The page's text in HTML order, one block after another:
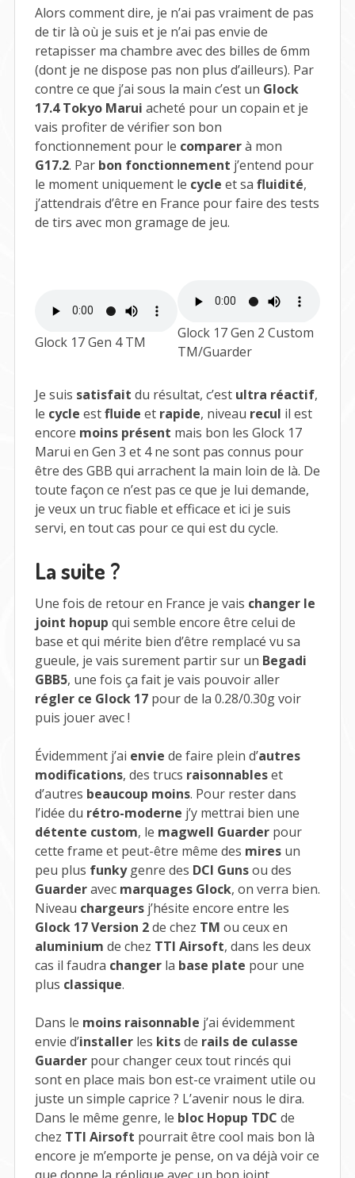
Alors comment dire, je n’ai pas vraiment de pas
de tir là où je suis et je n’ai pas envie de
retapisser ma chambre avec des billes de 6mm
(dont je ne dispose pas non plus d’ailleurs). Par
contre ce que j’ai sous la main c’est un Glock
17.4 Tokyo Marui acheté pour un copain et je
vais profiter de vérifier son bon
fonctionnement pour le comparerà mon
G17.2. Par bon fonctionnement j’entend pour
le moment uniquement le cycle et sa fluidité,
j’attendrais d’être en France pour faire des tests
de tirs avec mon gramage de jeu.
Glock 17 Gen 4 TM
Glock 17 Gen 2 Custom
TM/Guarder
Je suis satisfait du résultat, c’est ultra réactif,
le cycle estfluide et rapide, niveau recul il est
encore moins présent mais bon les Glock 17
Marui en Gen 3 et 4 ne sont pas connus pour
être des GBB qui arrachent la main loin de là. De
toute façon ce n’est pas ce que je lui demande,
je veux un truc fiable et efficace et ici je suis
servi, en tout cas pour ce qui est du cycle.
La suite ?
Une fois de retour en France je vais changer le
joint hopup qui semble encore être celui de
base et qui mérite bien d’être remplacé vu sa
gueule, je vais surement partir sur un Begadi
GBB5, une fois ça fait je vais pouvoir aller
régler ce Glock 17pour de la 0.28/0.30g voir
puis jouer avec !
Évidemment j’ai envie de faire plein d’autres
modifications, des trucs raisonnableset
d’autres beaucoup moins. Pour rester dans
l’idée du rétro-moderne j’y mettrai bien une
détente custom, le magwell Guarderpour
cette frame et peut-être même des miresun
peu plus funkygenre des DCI Gunsou des
Guarderavec marquages Glock, on verra bien.
Niveau chargeursj’hésite encore entre les
Glock 17 Version 2de chez TM ou ceux en
aluminium de chez TTI Airsoft, dans les deux
cas il faudra changerla base plate pour une
plus classique.
Dans le moins raisonnable j’ai évidemment
envie d’installerles kitsde rails de culasse
Guarderpour changer ceux tout rincés qui
sont en place mais bon est-ce vraiment utile ou
juste un simple caprice ? L’avenir nous le dira.
Dans le même genre, le bloc Hopup TDC de
chez TTI Airsoft pourrait être cool mais bon là
encore je m’emporte je pense, on va déjà voir ce